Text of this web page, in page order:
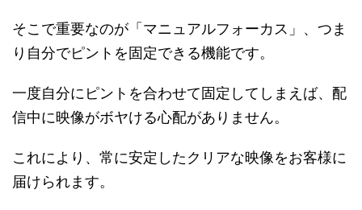
そこで重要なのが「マニュアルフォーカス」、つま
り自分でピントを固定できる機能です。
一度自分にピントを合わせて固定してしまえば、配
信中に映像がボヤける心配がありません。
これにより、常に安定したクリアな映像をお客様に
届けられます。